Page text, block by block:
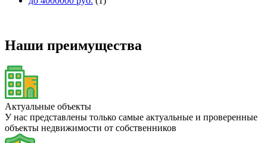
Наши преимущества
Актуальные объекты
У нас представлены только самые актуальные и проверенные
объекты недвижимости от собственников